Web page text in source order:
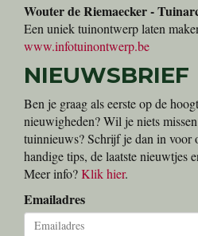
Wouter de Riemaecker -
Een uniek tuinontwerp laten
www.infotuinontwerp.be
NIEUWSBRIEF
Ben je graag als eerste op de
nieuwigheden? Wil je niets
tuinnieuws? Schrijf je dan in voor
handige tips, de laatste nieuwtjes
Meer info?Klik hier.
Emailadres